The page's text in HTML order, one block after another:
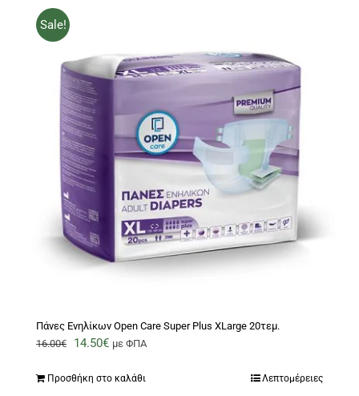
Sale!
Πάνες Ενηλίκων Open Care Super Plus XLarge 20τεμ.
16.00€
Original
was:
14.50€Η
τιμή
με ΦΠΑ
Προσθήκη στο καλάθι Λεπτομέρειες